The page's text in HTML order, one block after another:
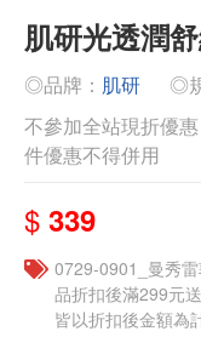
肌研光透潤
◎品牌： 肌研
◎
不參加全站現折優
件優惠不得併用
$ 339
0729-0901_曼秀
品折扣後滿299元
皆以折扣後金額為